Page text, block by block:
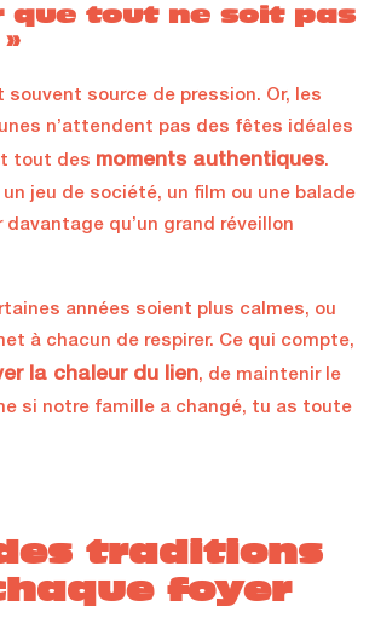
que tout ne soit pas
source de pression. Or, les
n’attendent pas des fêtes idéales
tout des moments authentiques.
jeu de société, un film ou une balade
davantage qu’un grand réveillon
années soient plus calmes, ou
à chacun de respirer. Ce qui compte,
la chaleur du lien, de maintenir le
si notre famille a changé, tu as toute
traditions
foyer